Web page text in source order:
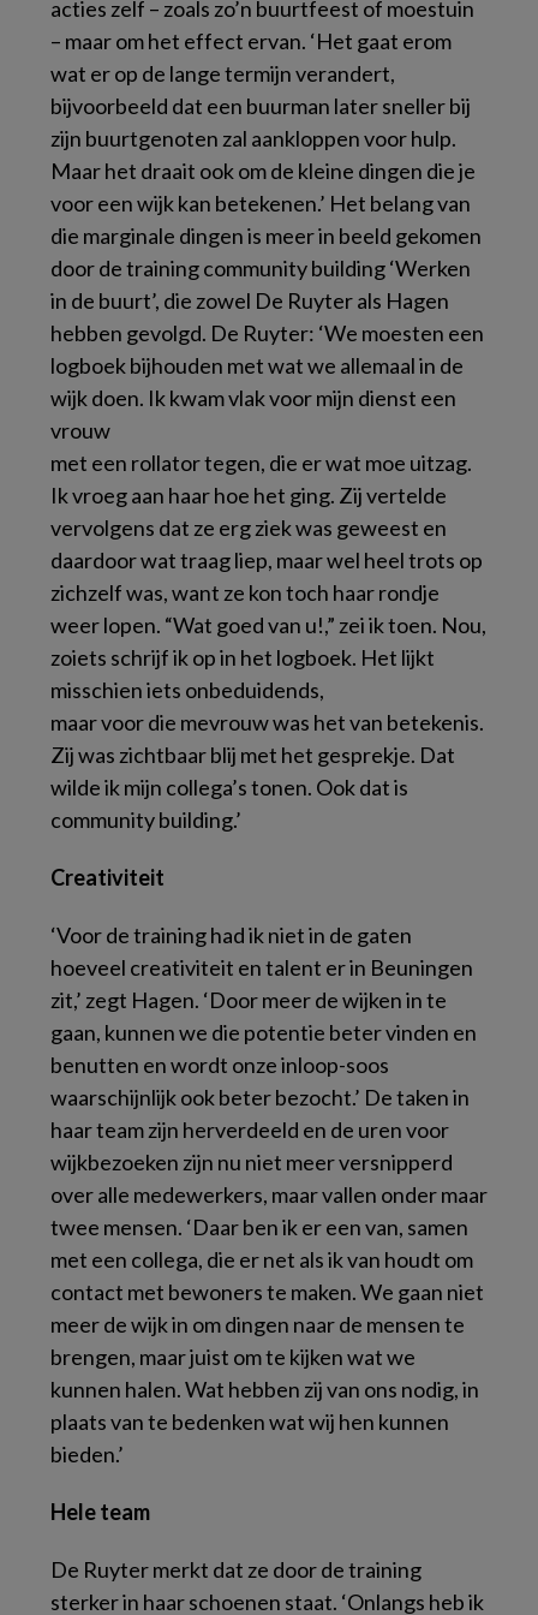
acties zelf – zoals zo’n buurtfeest of moestuin
– maar om het effect ervan. ‘Het gaat erom
wat er op de lange termijn verandert,
bijvoorbeeld dat een buurman later sneller bij
zijn buurtgenoten zal aankloppen voor hulp.
Maar het draait ook om de kleine dingen die je
voor een wijk kan betekenen.’ Het belang van
die marginale dingen is meer in beeld gekomen
door de training community building ‘Werken
in de buurt’, die zowel De Ruyter als Hagen
hebben gevolgd. De Ruyter: ‘We moesten een
logboek bijhouden met wat we allemaal in de
wijk doen. Ik kwam vlak voor mijn dienst een
vrouw
met een rollator tegen, die er wat moe uitzag.
Ik vroeg aan haar hoe het ging. Zij vertelde
vervolgens dat ze erg ziek was geweest en
daardoor wat traag liep, maar wel heel trots op
zichzelf was, want ze kon toch haar rondje
weer lopen. “Wat goed van u!,” zei ik toen. Nou,
zoiets schrijf ik op in het logboek. Het lijkt
misschien iets onbeduidends,
maar voor die mevrouw was het van betekenis.
Zij was zichtbaar blij met het gesprekje. Dat
wilde ik mijn collega’s tonen. Ook dat is
community building.’
Creativiteit
‘Voor de training had ik niet in de gaten
hoeveel creativiteit en talent er in Beuningen
zit,’ zegt Hagen. ‘Door meer de wijken in te
gaan, kunnen we die potentie beter vinden en
benutten en wordt onze inloop-soos
waarschijnlijk ook beter bezocht.’ De taken in
haar team zijn herverdeeld en de uren voor
wijkbezoeken zijn nu niet meer versnipperd
over alle medewerkers, maar vallen onder maar
twee mensen. ‘Daar ben ik er een van, samen
met een collega, die er net als ik van houdt om
contact met bewoners te maken. We gaan niet
meer de wijk in om dingen naar de mensen te
brengen, maar juist om te kijken wat we
kunnen halen. Wat hebben zij van ons nodig, in
plaats van te bedenken wat wij hen kunnen
bieden.’
Hele team
De Ruyter merkt dat ze door de training
sterker in haar schoenen staat. ‘Onlangs heb ik